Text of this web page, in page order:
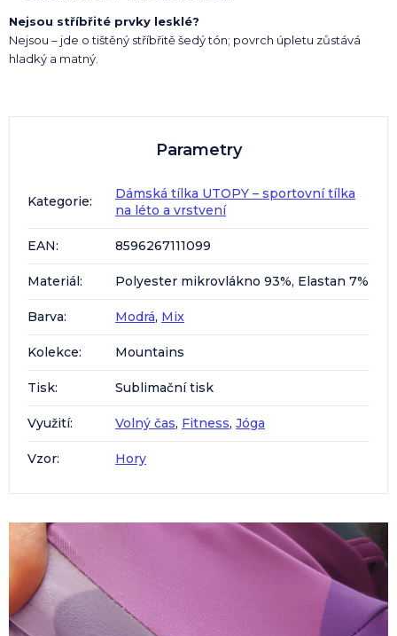
Nejsou stříbřité prvky lesklé?
Nejsou – jde o tištěný stříbřitě šedý tón; povrch úpletu zůstává
hladký a matný.
Parametry
Kategorie:
Dámská tílka UTOPY – sportovní tílka
na léto a vrstvení
EAN: 8596267111099
Materiál: Polyester mikrovlákno 93%, Elastan 7%
Barva: Modrá, Mix
Kolekce: Mountains
Tisk: Sublimační tisk
Využití: Volný čas, Fitness, Jóga
Vzor: Hory